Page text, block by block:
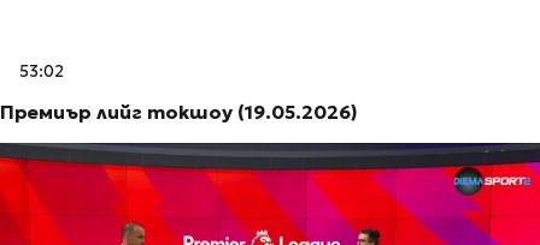
53:02
Премиър лийг токшоу (19.05.2026)